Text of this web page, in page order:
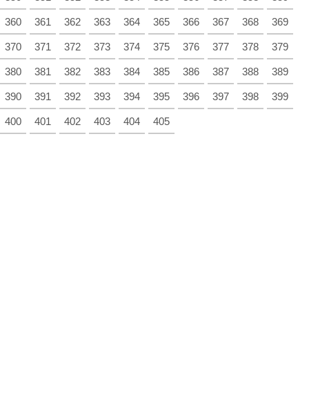
360 361 362 363 364 365 366 367 368 369
370 371 372 373 374 375 376 377 378 379
380 381 382 383 384 385 386 387 388 389
390 391 392 393 394 395 396 397 398 399
400 401 402 403 404 405